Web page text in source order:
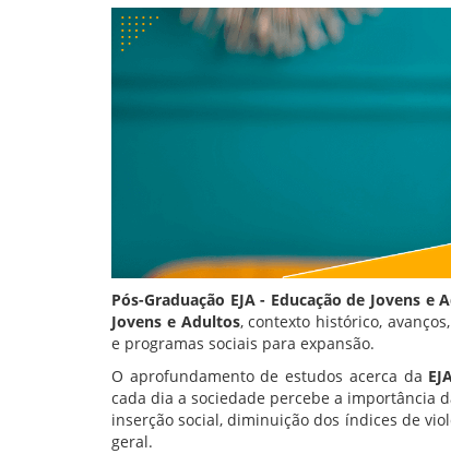
Pós-Graduação EJA - Educação de Jovens e
Jovens e Adultos, contexto histórico,
e programas sociais para expansão.
O aprofundamento de estudos acerca da
cada dia a sociedade percebe a importância
inserção social, diminuição dos índices de
geral.